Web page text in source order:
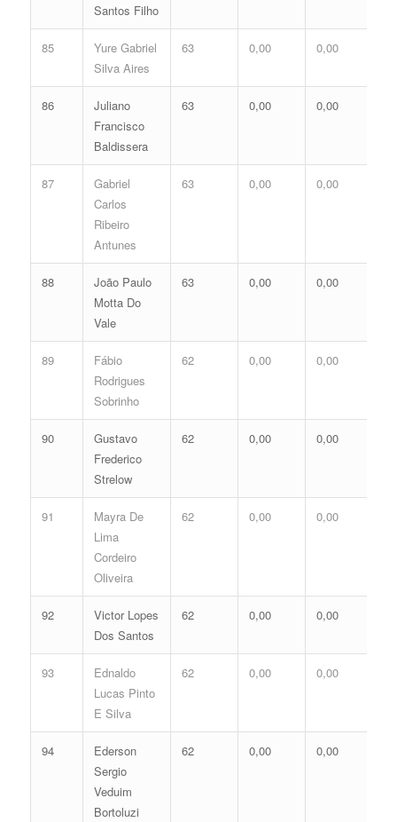
Santos Filho
85
Yure Gabriel
Silva Aires
63 0,00 0,00
86
Juliano
Francisco
Baldissera
63 0,00 0,00
87
Gabriel
Carlos
Ribeiro
Antunes
63 0,00 0,00
88
João Paulo
Motta Do
Vale
63 0,00 0,00
89
Fábio
Rodrigues
Sobrinho
62 0,00 0,00
90
Gustavo
Frederico
Strelow
62 0,00 0,00
91
Mayra De
Lima
Cordeiro
Oliveira
62 0,00 0,00
92
Victor Lopes
Dos Santos
62 0,00 0,00
93
Ednaldo
Lucas Pinto
E Silva
62 0,00 0,00
94
Ederson
Sergio
Veduim
Bortoluzi
62 0,00 0,00